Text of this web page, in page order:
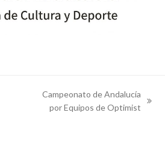
Campeonato de Andalucía
por Equipos de Optimist